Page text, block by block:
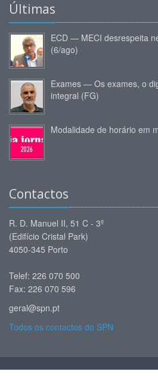
Últimas
ECD — MECI desrespeita
(6/ago)
Exames — Os exames, o
integral (FG)
Modalidade de horário em
Contactos
R. D. Manuel II, 51 C - 3º
(Edifício Cristal Park)
4050-345 Porto
Telef: 226 070 500
Fax: 226 070 596
geral@spn.pt
Todos os contactos do SPN